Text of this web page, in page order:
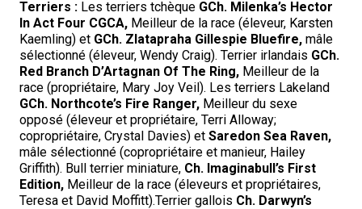
Terriers : Les terriers tchèque GCh. Milenka’s Hector
In Act Four CGCA, Meilleur de la race (éleveur, Karsten
Kaemling) et GCh. Zlatapraha Gillespie Bluefire, mâle
sélectionné (éleveur, Wendy Craig). Terrier irlandais GCh.
Red Branch D’Artagnan Of The Ring, Meilleur de la
race (propriétaire, Mary Joy Veil). Les terriers Lakeland
GCh. Northcote’s Fire Ranger, Meilleur du sexe
opposé (éleveur et propriétaire, Terri Alloway;
copropriétaire, Crystal Davies) etSaredon Sea Raven,
mâle sélectionné (copropriétaire et manieur, Hailey
Griffith). Bull terrier miniature, Ch. Imaginabull’s First
Edition, Meilleur de la race (éleveurs et propriétaires,
Teresa et David Moffitt).Terrier gallois Ch. Darwyn’s